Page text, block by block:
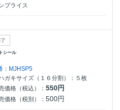
プライス
シール
：MJHSP5
ガキサイズ（１６分割）：５枚
価格（税込）： 550円
価格（税別）： 500円